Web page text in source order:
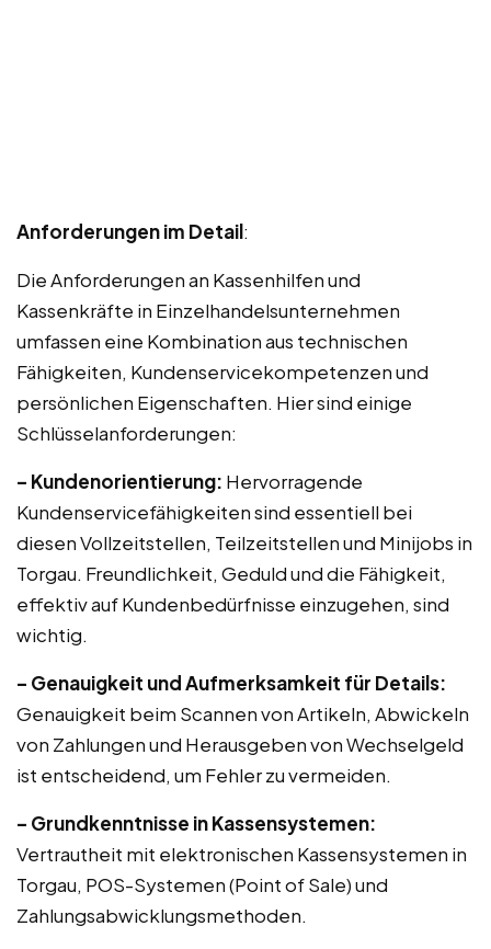
Anforderungen im Detail:
Die Anforderungen an Kassenhilfen und
Kassenkräfte in Einzelhandelsunternehmen
umfassen eine Kombination aus technischen
Fähigkeiten, Kundenservicekompetenzen und
persönlichen Eigenschaften. Hier sind einige
Schlüsselanforderungen:
– Kundenorientierung: Hervorragende
Kundenservicefähigkeiten sind essentiell bei
diesen Vollzeitstellen, Teilzeitstellen und Minijobs in
Torgau. Freundlichkeit, Geduld und die Fähigkeit,
effektiv auf Kundenbedürfnisse einzugehen, sind
wichtig.
– Genauigkeit und Aufmerksamkeit für Details:
Genauigkeit beim Scannen von Artikeln, Abwickeln
von Zahlungen und Herausgeben von Wechselgeld
ist entscheidend, um Fehler zu vermeiden.
– Grundkenntnisse in Kassensystemen:
Vertrautheit mit elektronischen Kassensystemen in
Torgau, POS-Systemen (Point of Sale) und
Zahlungsabwicklungsmethoden.